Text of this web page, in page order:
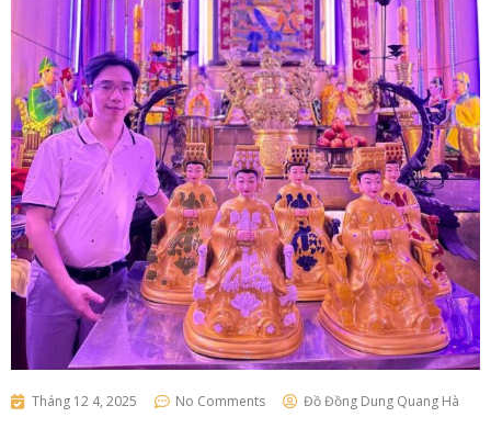
Tháng 12 4, 2025 No Comments Đồ Đồng Dung Quang Hà